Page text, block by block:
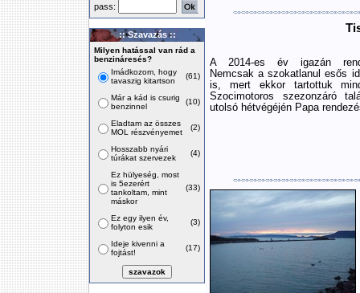
pass:
:: Szavazás ::
Milyen hatással van rád a
benzináresés?
Imádkozom, hogy
tavaszig kitartson
(61)
Már a kád is csurig
benzinnel
(10)
Eladtam az összes
MOL részvényemet
(2)
Hosszabb nyári
túrákat szervezek
(4)
Ez hülyeség, most
is 5ezerért
tankoltam, mint
máskor
(33)
Ez egy ilyen év,
folyton esik
(3)
Ideje kivenni a
fojtást!
(17)
A 2014-es év igazán
Nemcsak a szokatlanul esős
is, mert ekkor tartottuk
Szocimotoros szezonzáró
utolsó hétvégéjén Papa